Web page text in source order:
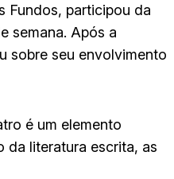
Fundos, participou da
semana. Após a
sobre seu envolvimento
é um elemento
da literatura escrita, as